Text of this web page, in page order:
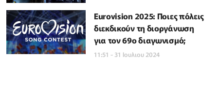
Eurovision 2025: Ποιες πόλεις
διεκδικούν τη διοργάνωση
για τον 69ο διαγωνισμό;
11:51 - 31 Ιουλιου 2024